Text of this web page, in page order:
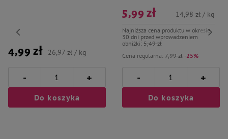
4,99 zł 26,97 zł / kg
- +
Do koszyka
Cena regularna: 7,99 zł -25%
5,99 zł
Najniższa cena produktu w okresie
30 dni przed wprowadzeniem
obniżki: 5,49 zł
14,98 zł / kg
- +
Do koszyka